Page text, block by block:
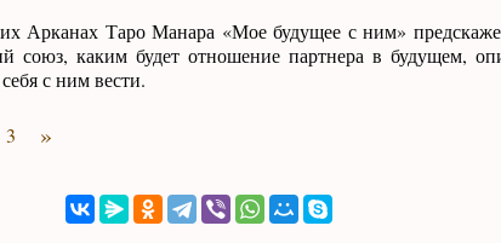
Арканах Таро Манара «Мое будущее с ним»
союз, каким будет отношение партнера в будущем,
с ним вести.
3 »